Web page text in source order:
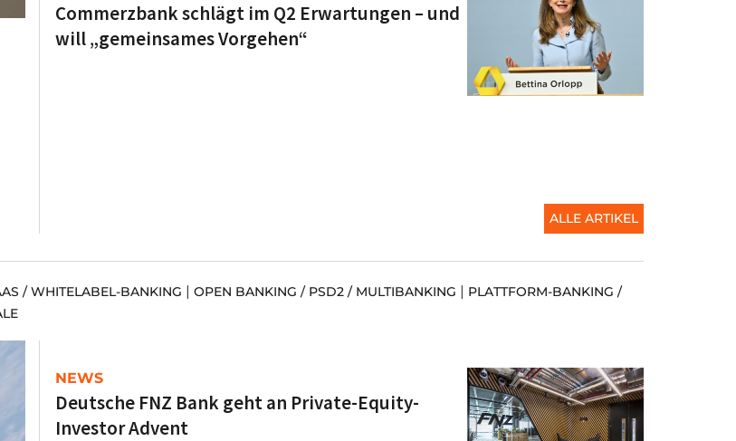
Commerzbank schlägt im Q2 Erwartungen – und
will „gemeinsames Vorgehen“
ALLE ARTIKEL
/ WHITELABEL-BANKING | OPEN BANKING / PSD2 / MULTIBANKING | PLATTFORM-BANKING /
NEWS
Deutsche FNZ Bank geht an Private-Equity-
Investor Advent